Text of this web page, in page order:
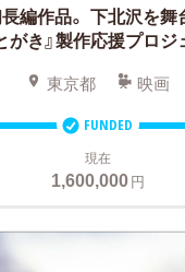
編作品。 下北沢を舞
がき』製作応援プロジ
東京都 映画
FUNDED
現在
1,600,000円